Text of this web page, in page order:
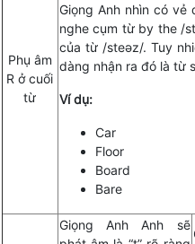
Phụ âm
R ở cuối
từ
Giọng Anh nhìn có vẻ
nghe cụm từ by the /
của từ /steəz/. Tuy
dàng nhận ra đó là từ
Ví dụ:
Car
Floor
Board
Bare
Giọng Anh Anh sẽ